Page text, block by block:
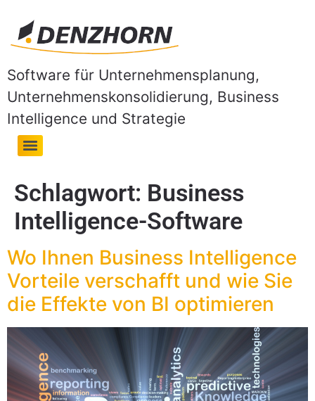
Software für Unternehmensplanung,
Unternehmenskonsolidierung, Business
Intelligence und Strategie
Schlagwort: Business
Intelligence-Software
Wo Ihnen Business Intelligence
Vorteile verschafft und wie Sie
die Effekte von BI optimieren